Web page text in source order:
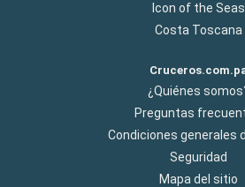
Icon of the Seas
Costa Toscana
¿Quiénes
Preguntas
Condiciones generales
Seguridad
Mapa del sitio